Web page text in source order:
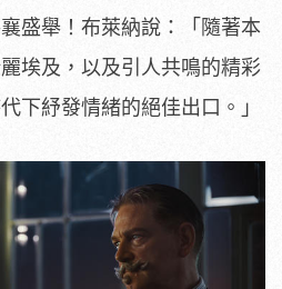
盛舉！布萊納說：「隨著本
埃及， 以及引人共鳴的精彩
下紓發情緒的絕佳出口。」